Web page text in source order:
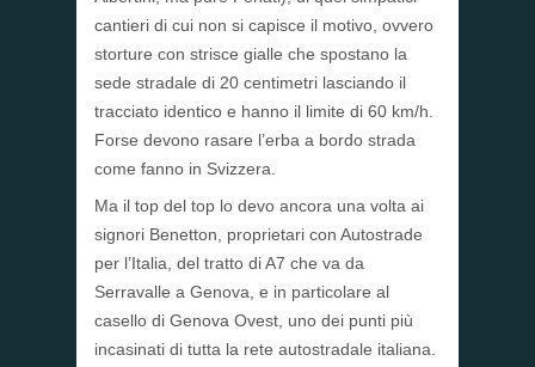
cantieri di cui non si capisce il motivo, ovvero
storture con strisce gialle che spostano la
sede stradale di 20 centimetri lasciando il
tracciato identico e hanno il limite di 60 km/h.
Forse devono rasare l’erba a bordo strada
come fanno in Svizzera.
Ma il top del top lo devo ancora una volta ai
signori Benetton, proprietari con Autostrade
per l’Italia, del tratto di A7 che va da
Serravalle a Genova, e in particolare al
casello di Genova Ovest, uno dei punti più
incasinati di tutta la rete autostradale italiana.